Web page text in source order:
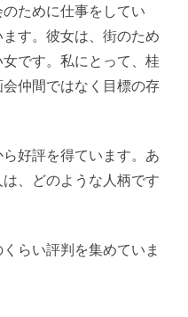
ために仕事をしてい
す。彼女は、街のため
です。私にとって、桂
仲間ではなく目標の存
好評を得ています。あ
、どのような人柄です
らい評判を集めていま